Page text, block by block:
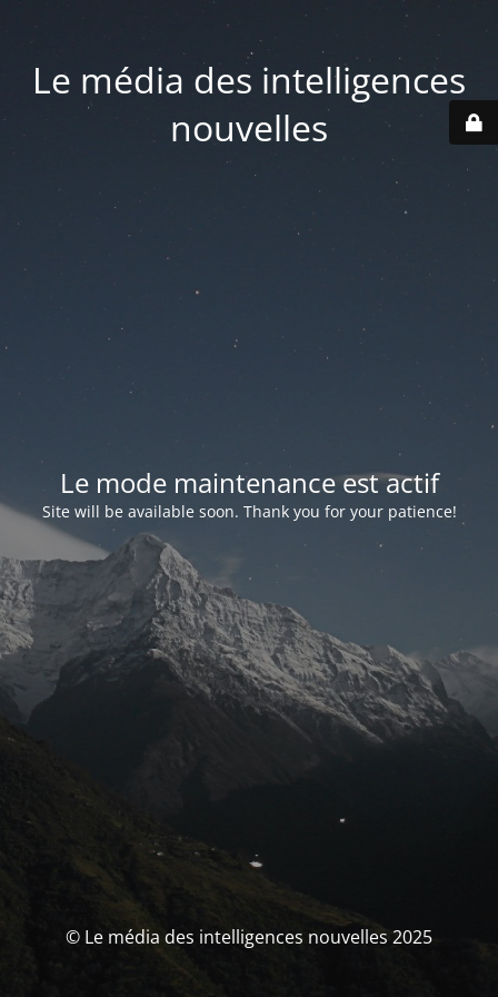
Le média des intelligences
nouvelles
Le mode maintenance est actif
Site will be available soon. Thank you for your patience!
© Le média des intelligences nouvelles 2025